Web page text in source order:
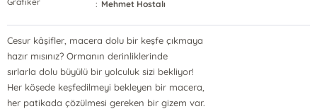
: Mehmet Hostalı
Cesur kâşifler, macera dolu bir keşfe çıkmaya
hazır mısınız? Ormanın derinliklerinde
sırlarla dolu büyülü bir yolculuk sizi bekliyor!
Her köşede keşfedilmeyi bekleyen bir macera,
her patikada çözülmesi gereken bir gizem var.